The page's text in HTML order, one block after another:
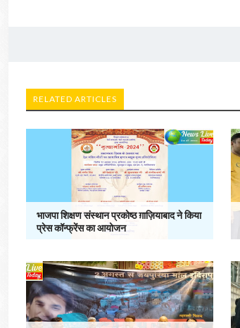
RELATED ARTICLES
भाजपा शिक्षण संस्थान प्रकोष्ठ ग़ाज़ियाबाद ने किया
प्रेस कॉन्फ्रेंस का आयोजन